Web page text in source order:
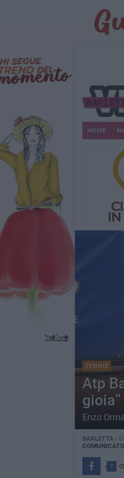
HOME
TENNIS
Atp
gioia”
Enzo
BARLETTA -
7